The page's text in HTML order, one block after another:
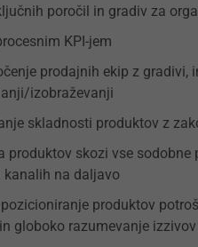
poročil in gradiv za
KPI‑jem
prodajnih ekip z gradivi,
izobraževanji
skladnosti produktov z
produktov skozi vse
kanalih na daljavo
produktov
globoko razumevanje